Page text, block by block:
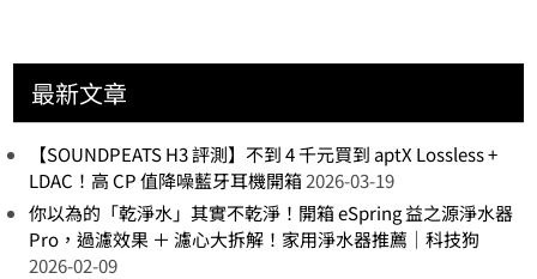
最新文章
【SOUNDPEATS H3 評測】不到 4 千元買到 aptX Lossless +
LDAC！高 CP 值降噪藍牙耳機開箱2026-03-19
你以為的「乾淨水」其實不乾淨！開箱 eSpring 益之源淨水器
Pro，過濾效果 ＋ 濾心大拆解！家用淨水器推薦｜科技狗
2026-02-09